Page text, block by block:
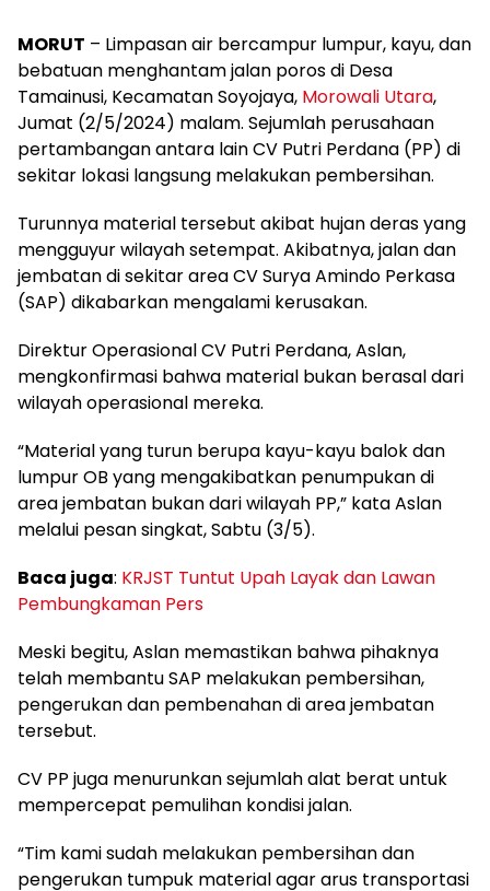
MORUT – Limpasan air bercampur lumpur, kayu, dan
bebatuan menghantam jalan poros di Desa
Tamainusi, Kecamatan Soyojaya, Morowali Utara,
Jumat (2/5/2024) malam. Sejumlah perusahaan
pertambangan antara lain CV Putri Perdana (PP) di
sekitar lokasi langsung melakukan pembersihan.
Turunnya material tersebut akibat hujan deras yang
mengguyur wilayah setempat. Akibatnya, jalan dan
jembatan di sekitar area CV Surya Amindo Perkasa
(SAP) dikabarkan mengalami kerusakan.
Direktur Operasional CV Putri Perdana, Aslan,
mengkonfirmasi bahwa material bukan berasal dari
wilayah operasional mereka.
“Material yang turun berupa kayu-kayu balok dan
lumpur OB yang mengakibatkan penumpukan di
area jembatan bukan dari wilayah PP,” kata Aslan
melalui pesan singkat, Sabtu (3/5).
Baca juga: KRJST Tuntut Upah Layak dan Lawan
Pembungkaman Pers
Meski begitu, Aslan memastikan bahwa pihaknya
telah membantu SAP melakukan pembersihan,
pengerukan dan pembenahan di area jembatan
tersebut.
CV PP juga menurunkan sejumlah alat berat untuk
mempercepat pemulihan kondisi jalan.
“Tim kami sudah melakukan pembersihan dan
pengerukan tumpuk material agar arus transportasi